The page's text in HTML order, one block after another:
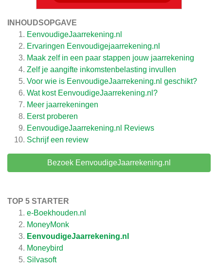
INHOUDSOPGAVE
EenvoudigeJaarrekening.nl
Ervaringen Eenvoudigejaarrekening.nl
Maak zelf in een paar stappen jouw jaarrekening
Zelf je aangifte inkomstenbelasting invullen
Voor wie is EenvoudigeJaarrekening.nl geschikt?
Wat kost EenvoudigeJaarrekening.nl?
Meer jaarrekeningen
Eerst proberen
EenvoudigeJaarrekening.nl
Reviews
Schrijf een review
Bezoek EenvoudigeJaarrekening.nl
TOP 5 STARTER
e-Boekhouden.nl
MoneyMonk
EenvoudigeJaarrekening.nl
Moneybird
Silvasoft